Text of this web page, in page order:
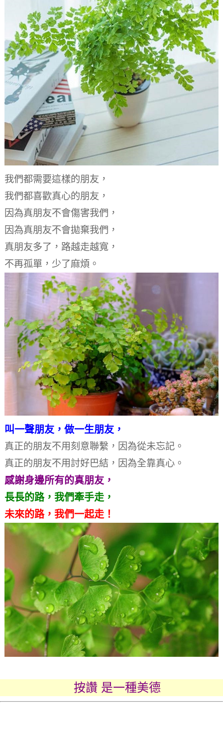
我們都需要這樣的朋友，
我們都喜歡真心的朋友，
因為真朋友不會傷害我們，
因為真朋友不會拋棄我們，
真朋友多了，路越走越寬，
不再孤單，少了麻煩。
叫一聲朋友，做一生朋友，
真正的朋友不用刻意聯繫， 因為從未忘記。
真正的朋友不用討好巴結， 因為全靠真心。
感謝身邊所有的真朋友，
長長的路，我們牽手走，
未來的路，我們一起走！
按讚 是一種美德